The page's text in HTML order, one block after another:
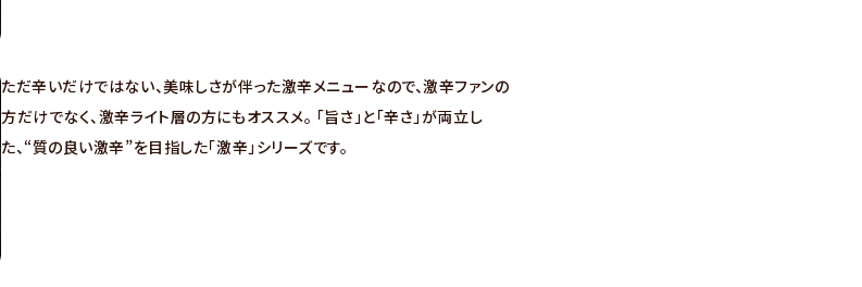
ただ辛いだけではない、美味しさが伴った激辛メニューなので、激辛ファンの
方だけでなく、激辛ライト層の方にもオススメ。 「旨さ」と「辛さ」が両立し
た、“質の良い激辛”を目指した「激辛」シリーズです。